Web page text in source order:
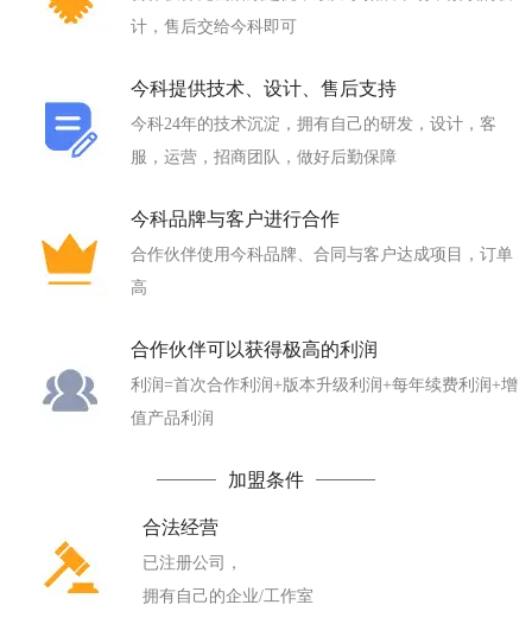
计，售后交给今科即可
今科提供技术、设计、售后支持
今科24年的技术沉淀，拥有自己的研发，设计，客
服，运营，招商团队，做好后勤保障
今科品牌与客户进行合作
合作伙伴使用今科品牌、合同与客户达成项目，订单
高
合作伙伴可以获得极高的利润
利润=首次合作利润+版本升级利润+每年续费利润+增
值产品利润
加盟条件
合法经营
已注册公司，
拥有自己的企业/工作室